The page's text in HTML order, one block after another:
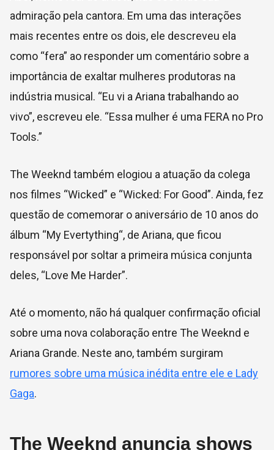
admiração pela cantora. Em uma das interações
mais recentes entre os dois, ele descreveu ela
como “fera” ao responder um comentário sobre a
importância de exaltar mulheres produtoras na
indústria musical. “Eu vi a Ariana trabalhando ao
vivo”, escreveu ele. “Essa mulher é uma FERA no Pro
Tools.”
The Weeknd também elogiou a atuação da colega
nos filmes “Wicked” e “Wicked: For Good”. Ainda, fez
questão de comemorar o aniversário de 10 anos do
álbum “My Evertything“, de Ariana, que ficou
responsável por soltar a primeira música conjunta
deles, “Love Me Harder”.
Até o momento, não há qualquer confirmação oficial
sobre uma nova colaboração entre The Weeknd e
Ariana Grande. Neste ano, também surgiram
rumores sobre uma música inédita entre ele e Lady
Gaga.
The Weeknd anuncia shows